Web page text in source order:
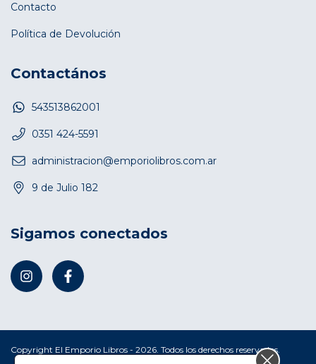
Contacto
Política de Devolución
Contactános
543513862001
0351 424-5591
administracion@emporiolibros.com.ar
9 de Julio 182
Sigamos conectados
Copyright El Emporio Libros - 2026. Todos los derechos reservados.